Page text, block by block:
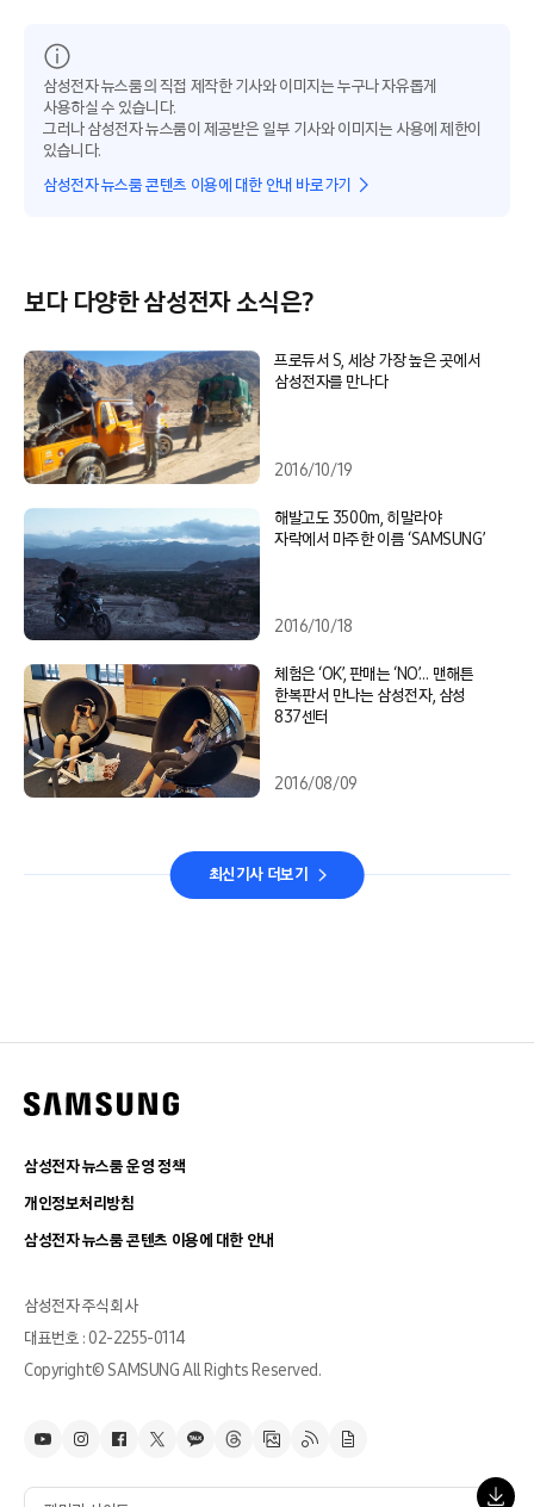
삼성전자 뉴스룸의 직접 제작한 기사와 이미지는 누구나 자유롭게
사용하실 수 있습니다.
그러나 삼성전자 뉴스룸이 제공받은 일부 기사와 이미지는 사용에 제한이
있습니다.
삼성전자 뉴스룸 콘텐츠 이용에 대한 안내 바로가기
보다 다양한 삼성전자 소식은?
프로듀서 S, 세상 가장 높은 곳에서
삼성전자를 만나다
2016/10/19
해발고도 3500m, 히말라야
자락에서 마주한 이름 ‘SAMSUNG’
2016/10/18
체험은 ‘OK’, 판매는 ‘NO’… 맨해튼
한복판서 만나는 삼성전자, 삼성
837센터
2016/08/09
최신기사 더보기
삼성전자 뉴스룸 운영 정책
개인정보처리방침
삼성전자 뉴스룸 콘텐츠 이용에 대한 안내
삼성전자 주식회사
대표번호 : 02-2255-0114
Copyright© SAMSUNG All Rights Reserved.